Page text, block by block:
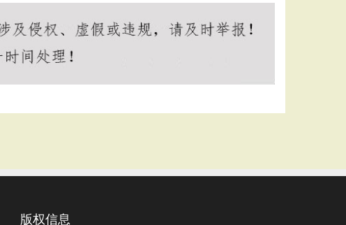
版权信息